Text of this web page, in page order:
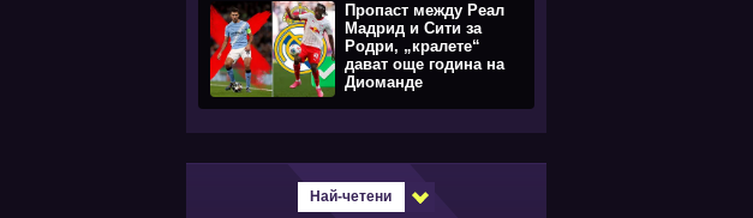
Пропаст между Реал
Мадрид и Сити за
Родри, „кралете“
дават още година на
Диоманде
Най-четени